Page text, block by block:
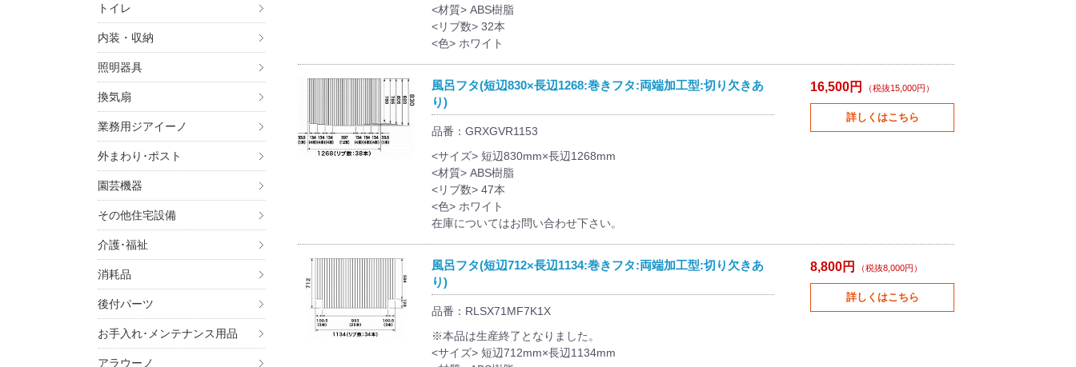
トイレ
内装・収納
照明器具
換気扇
業務用ジアイーノ
外まわり･ポスト
園芸機器
その他住宅設備
介護･福祉
消耗品
後付パーツ
お手入れ･メンテナンス用品
アラウーノ
<材質> ABS樹脂
<リブ数> 32本
<色> ホワイト
風呂フタ(短辺830×長辺1268:巻きフタ:両端加工型:切り欠きあ
り)
品番：GRXGVR1153
<サイズ> 短辺830mm×長辺1268mm
<材質> ABS樹脂
<リブ数> 47本
<色> ホワイト
在庫についてはお問い合わせ下さい。
16,500円 （税抜15,000円）
詳しくはこちら
風呂フタ(短辺712×長辺1134:巻きフタ:両端加工型:切り欠きあ
り)
品番：RLSX71MF7K1X
※本品は生産終了となりました。
<サイズ> 短辺712mm×長辺1134mm
8,800円 （税抜8,000円）
詳しくはこちら